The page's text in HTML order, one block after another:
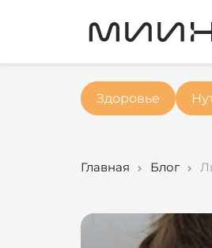
Здоровье
Главная Блог